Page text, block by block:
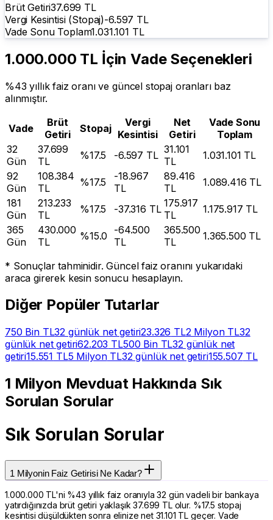
Brüt Getiri37.699 TL
Vergi Kesintisi (Stopaj)-6.597 TL
Vade Sonu Toplam1.031.101 TL
1.000.000 TL İçin Vade Seçenekleri
%43 yıllık faiz oranı ve güncel stopaj oranları baz
alınmıştır.
Vade
Brüt
Getiri
Stopaj
Vergi
Kesintisi
Net
Getiri
Vade Sonu
Toplam
32
Gün
37.699
TL
%17.5 -6.597 TL 31.101
TL
1.031.101 TL
92
Gün
108.384
TL
%17.5 -18.967
TL
89.416
TL
1.089.416 TL
181
Gün
213.233
TL
%17.5 -37.316 TL 175.917
TL
1.175.917 TL
365
Gün
430.000
TL
%15.0 -64.500
TL
365.500
TL
1.365.500 TL
* Sonuçlar tahminidir. Güncel faiz oranını yukarıdaki
araca girerek kesin sonucu hesaplayın.
Diğer Popüler Tutarlar
750 BinTL32 günlük net getiri23.326 TL2 MilyonTL32
günlük net getiri62.203 TL500 BinTL32 günlük net
getiri15.551 TL5 MilyonTL32 günlük net getiri155.507 TL
1 Milyon Mevduat Hakkında Sık
Sorulan Sorular
Sık Sorulan Sorular
1 Milyonin Faiz Getirisi Ne Kadar?
1.000.000 TL'ni %43 yıllık faiz oranıyla 32 gün vadeli bir bankaya
yatırdığınızda brüt getiri yaklaşık 37.699 TL olur. %17.5 stopaj
kesintisi düşüldükten sonra elinize net 31.101 TL geçer. Vade